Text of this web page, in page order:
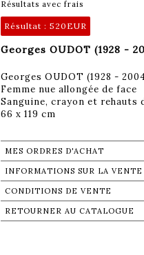
Résultats avec frais
Résultat : 520EUR
Georges OUDOT (1928 -
Georges OUDOT (1928 -
Femme nue allongée de face
Sanguine, crayon et rehauts
66 x 119 cm
MES ORDRES D'ACHAT
INFORMATIONS SUR LA VENTE
CONDITIONS DE VENTE
RETOURNER AU CATALOGUE